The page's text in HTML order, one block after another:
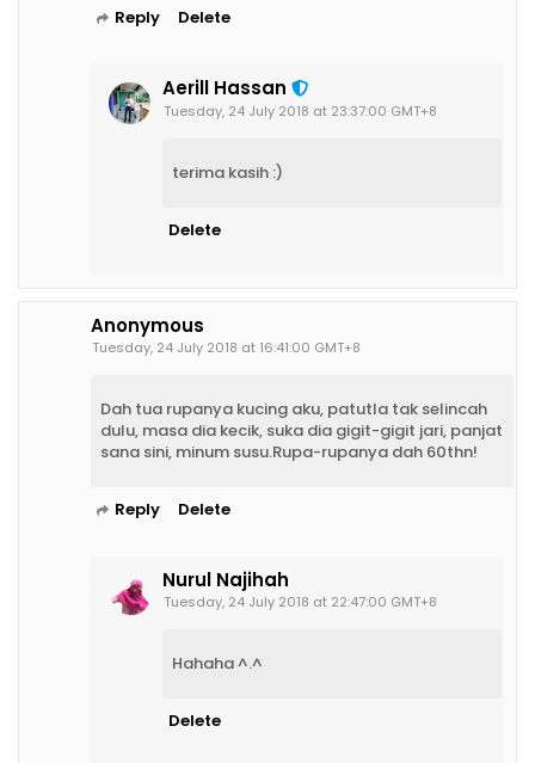
Reply Delete
Aerill Hassan
Tuesday, 24 July 2018 at 23:37:00 GMT+8
terima kasih :)
Delete
Anonymous
Tuesday, 24 July 2018 at 16:41:00 GMT+8
Dah tua rupanya kucing aku, patutla tak selincah
dulu, masa dia kecik, suka dia gigit-gigit jari, panjat
sana sini, minum susu.Rupa-rupanya dah 60thn!
Reply Delete
Nurul Najihah
Tuesday, 24 July 2018 at 22:47:00 GMT+8
Hahaha ^.^
Delete